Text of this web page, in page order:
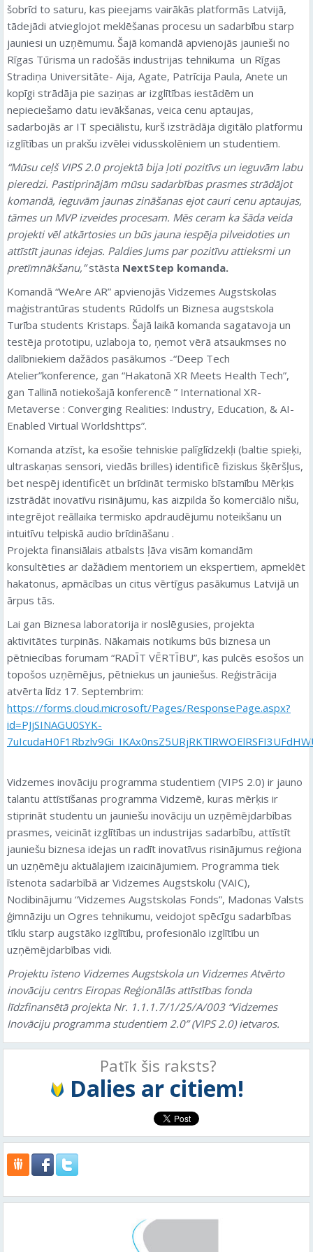
šobrīd to saturu, kas pieejams vairākās platformās Latvijā,
tādejādi atvieglojot meklēšanas procesu un sadarbību starp
jauniesi un uzņēmumu. Šajā komandā apvienojās jaunieši no
Rīgas Tūrisma un radošās industrijas tehnikuma un Rīgas
Stradiņa Universitāte- Aija, Agate, Patrīcija Paula, Anete un
kopīgi strādāja pie saziņas ar izglītības iestādēm un
nepieciešamo datu ievākšanas, veica cenu aptaujas,
sadarbojās ar IT speciālistu, kurš izstrādāja digitālo platformu
izglītības un prakšu izvēlei vidusskolēniem un studentiem.
“Mūsu ceļš VIPS 2.0 projektā bija ļoti pozitīvs un ieguvām labu
pieredzi. Pastiprinājām mūsu sadarbības prasmes strādājot
komandā, ieguvām jaunas zināšanas ejot cauri cenu aptaujas,
tāmes un MVP izveides procesam. Mēs ceram ka šāda veida
projekti vēl atkārtosies un būs jauna iespēja pilveidoties un
attīstīt jaunas idejas. Paldies Jums par pozitīvu attieksmi un
pretīmnākšanu,”stāsta NextStep komanda.
Komandā “WeAre AR” apvienojās Vidzemes Augstskolas
maģistrantūras students Rūdolfs un Biznesa augstskola
Turība students Kristaps. Šajā laikā komanda sagatavoja un
testēja prototipu, uzlaboja to, ņemot vērā atsaukmses no
dalībniekiem dažādos pasākumos -“Deep Tech
Atelier”konference, gan “Hakatonā XR Meets Health Tech”,
gan Tallinā notiekošajā konferencē ” International XR-
Metaverse : Converging Realities: Industry, Education, & AI-
Enabled Virtual Worldshttps”.
Komanda atzīst, ka esošie tehniskie palīglīdzekļi (baltie spieķi,
ultraskaņas sensori, viedās brilles) identificē fiziskus šķēršļus,
bet nespēj identificēt un brīdināt termisko bīstamību Mērķis
izstrādāt inovatīvu risinājumu, kas aizpilda šo komerciālo nišu,
integrējot reāllaika termisko apdraudējumu noteikšanu un
intuitīvu telpiskā audio brīdināšanu .
Projekta finansiālais atbalsts ļāva visām komandām
konsultēties ar dažādiem mentoriem un ekspertiem, apmeklēt
hakatonus, apmācības un citus vērtīgus pasākumus Latvijā un
ārpus tās.
Lai gan Biznesa laboratorija ir noslēgusies, projekta
aktivitātes turpinās. Nākamais notikums būs biznesa un
pētniecības forumam “RADĪT VĒRTĪBU”, kas pulcēs esošos un
topošos uzņēmējus, pētniekus un jauniešus. Reģistrācija
atvērta līdz 17. Septembrim:
https://forms.cloud.microsoft/Pages/ResponsePage.aspx?
id=PJjSINAGU0SYK-
Vidzemes inovāciju programma studentiem (VIPS 2.0) ir jauno
talantu attīstīšanas programma Vidzemē, kuras mērķis ir
stiprināt studentu un jauniešu inovāciju un uzņēmējdarbības
prasmes, veicināt izglītības un industrijas sadarbību, attīstīt
jauniešu biznesa idejas un radīt inovatīvus risinājumus reģiona
un uzņēmēju aktuālajiem izaicinājumiem. Programma tiek
īstenota sadarbībā ar Vidzemes Augstskolu (VAIC),
Nodibinājumu “Vidzemes Augstskolas Fonds”, Madonas Valsts
ģimnāziju un Ogres tehnikumu, veidojot spēcīgu sadarbības
tīklu starp augstāko izglītību, profesionālo izglītību un
uzņēmējdarbības vidi.
Projektu īsteno Vidzemes Augstskola un Vidzemes Atvērto
inovāciju centrs Eiropas Reģionālās attīstības fonda
līdzfinansētā projekta Nr. 1.1.1.7/1/25/A/003 “Vidzemes
Inovāciju programma studentiem 2.0” (VIPS 2.0) ietvaros.
Patīk šis raksts?
Dalies ar citiem!